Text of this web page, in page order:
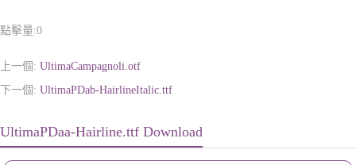
點擊量:0
上一個: UltimaCampagnoli.otf
下一個: UltimaPDab-HairlineItalic.ttf
UltimaPDaa-Hairline.ttf Download